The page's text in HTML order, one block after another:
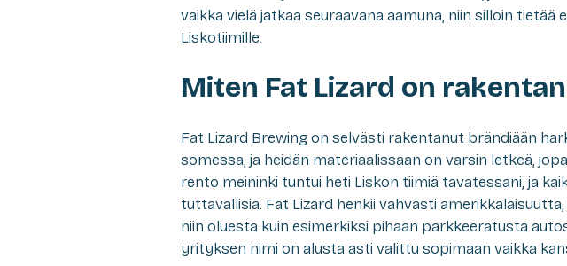
vaikka vielä jatkaa seuraavana aamuna, niin silloin tietää
Liskotiimille.
Miten Fat Lizard on
Fat Lizard Brewing on selvästi rakentanut brändiään
somessa, ja heidän materiaalissaan on varsin letkeä,
rento meininki tuntui heti Liskon tiimiä tavatessani, ja
tuttavallisia. Fat Lizard henkii vahvasti
niin oluesta kuin esimerkiksi pihaan parkkeeratusta
yrityksen nimi on alusta asti valittu sopimaan vaikka